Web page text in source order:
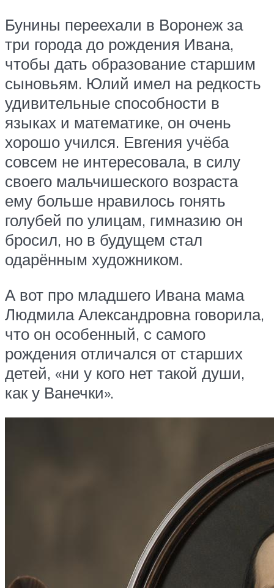
Бунины переехали в Воронеж за
три города до рождения Ивана,
чтобы дать образование старшим
сыновьям. Юлий имел на редкость
удивительные способности в
языках и математике, он очень
хорошо учился. Евгения учёба
совсем не интересовала, в силу
своего мальчишеского возраста
ему больше нравилось гонять
голубей по улицам, гимназию он
бросил, но в будущем стал
одарённым художником.
А вот про младшего Ивана мама
Людмила Александровна говорила,
что он особенный, с самого
рождения отличался от старших
детей, «ни у кого нет такой души,
как у Ванечки».